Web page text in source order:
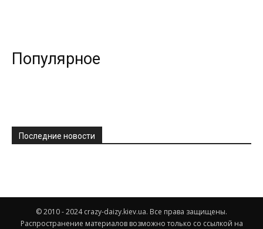
Популярное
Последние новости
© 2010 - 2024 crazy-daizy.kiev.ua. Все права защищены.
Распространение материалов возможно только со ссылкой на